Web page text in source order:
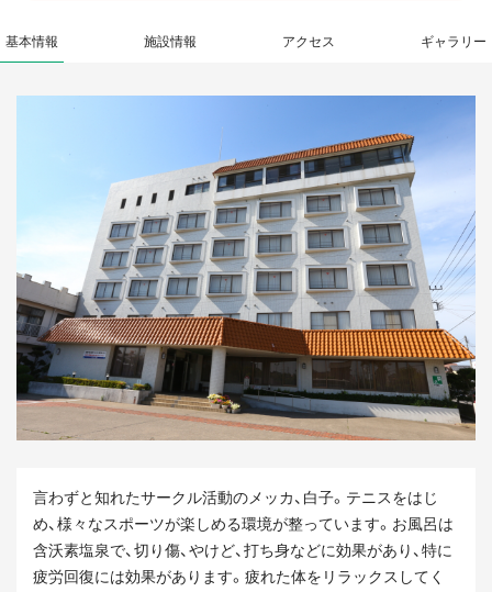
基本情報 施設情報 アクセス ギャラリー
言わずと知れたサークル活動のメッカ、白子。テニスをはじ
め、様々なスポーツが楽しめる環境が整っています。お風呂は
含沃素塩泉で、切り傷、やけど、打ち身などに効果があり、特に
疲労回復には効果があります。疲れた体をリラックスしてく